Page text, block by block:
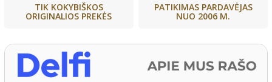
TIK KOKYBIŠKOS
ORIGINALIOS PREKĖS
PATIKIMAS PARDAVĖJAS
NUO 2006 M.